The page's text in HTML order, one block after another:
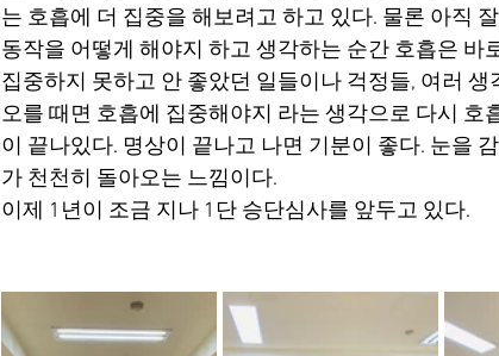
는 호흡에 더 집중을 해보려고 하고 있다. 물론 아직
동작을 어떻게 해야지 하고 생각하는 순간 호흡은 바
집중하지 못하고 안 좋았던 일들이나 걱정들, 여러
오를 때면 호흡에 집중해야지 라는 생각으로 다시 호
이 끝나있다. 명상이 끝나고 나면 기분이 좋다. 눈을
가 천천히 돌아오는 느낌이다.
이제 1년이 조금 지나 1단 승단심사를 앞두고 있다.